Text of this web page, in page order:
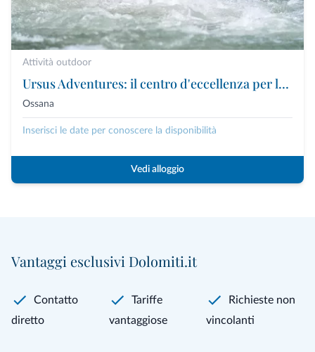
Attività outdoor
Ursus Adventures: il centro d'eccellenza per le attività outdoor premium in Trentino
Ossana
Inserisci le date per conoscere la disponibilità
Vedi alloggio
Vantaggi esclusivi Dolomiti.it
Contatto
diretto
Tariffe
vantaggiose
Richieste non
vincolanti